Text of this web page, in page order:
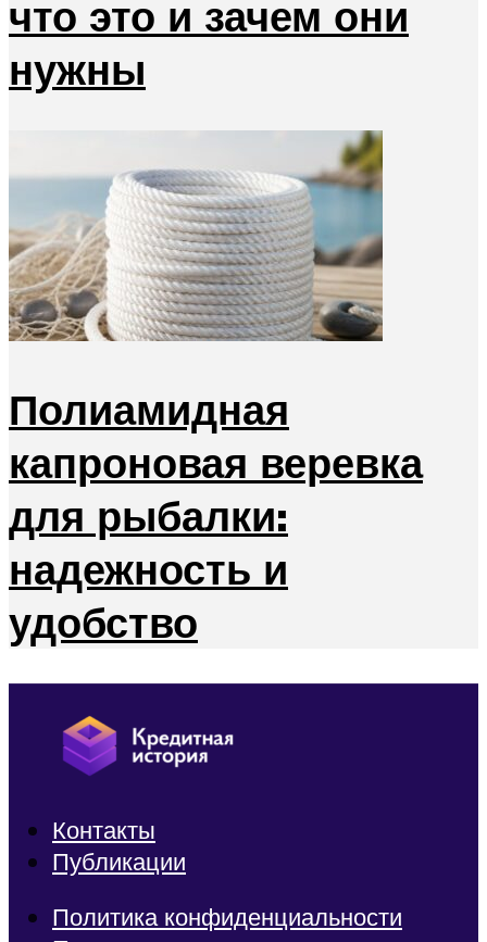
что это и зачем они
нужны
Полиамидная
капроновая веревка
для рыбалки:
надежность и
удобство
Контакты
Публикации
Политика конфиденциальности